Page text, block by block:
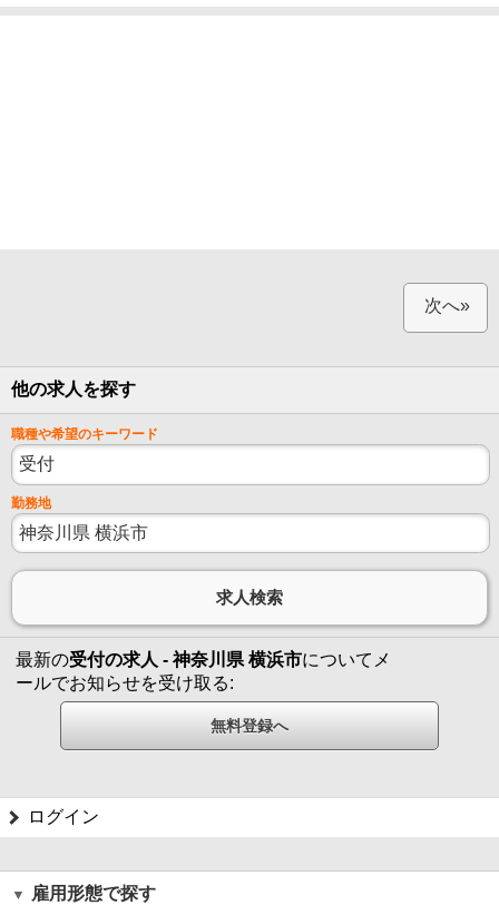
次へ»
他の求人を探す
職種や希望のキーワード
勤務地
最新の受付の求人 - 神奈川県 横浜市についてメ
ールでお知らせを受け取る:
ログイン
雇用形態で探す